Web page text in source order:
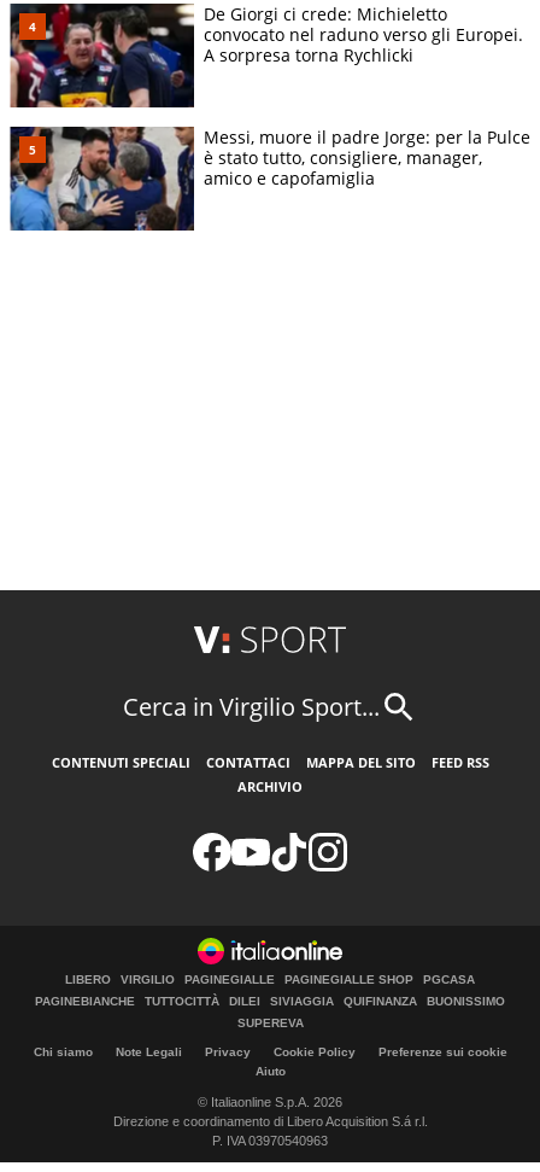
De Giorgi ci crede: Michieletto
convocato nel raduno verso gli Europei.
A sorpresa torna Rychlicki
Messi, muore il padre Jorge: per la Pulce
è stato tutto, consigliere, manager,
amico e capofamiglia
Cerca in Virgilio Sport...
CONTENUTI SPECIALI CONTATTACI MAPPA DEL SITO
FEED RSS
ARCHIVIO
LIBERO VIRGILIO PAGINEGIALLE PAGINEGIALLE SHOP
PGCASA
PAGINEBIANCHE
TUTTOCITTÀ DILEI SIVIAGGIA QUIFINANZA
BUONISSIMO
SUPEREVA
Chi siamo Note Legali Privacy Cookie Policy
Preferenze sui cookie
Aiuto
© Italiaonline S.p.A. 2026
Direzione e coordinamento di Libero Acquisition S.á r.l.
P. IVA 03970540963